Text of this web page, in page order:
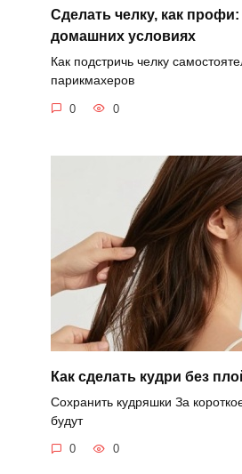
Сделать челку, как
домашних условиях
Как подстричь челку
парикмахеров
0 0
Как сделать кудри без
Сохранить кудряшки За
будут
0 0